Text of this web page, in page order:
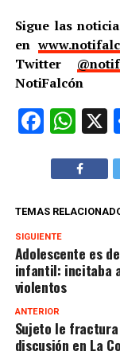
Sigue las
en
Twitter
NotiFalcón
TEMAS
SIGUIENTE
Adolescente es
infantil: incitaba
violentos
ANTERIOR
Sujeto le
discusión en La